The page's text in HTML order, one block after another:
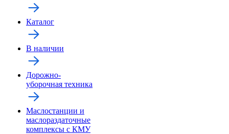
Каталог
В наличии
Дорожно-
уборочная техника
Маслостанции и
маслораздаточные
комплексы с КМУ